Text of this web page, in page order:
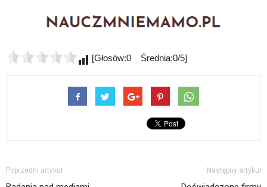
[Głosów:0 Średnia:0/5]
Poprzedni artykuł Następny artykuł